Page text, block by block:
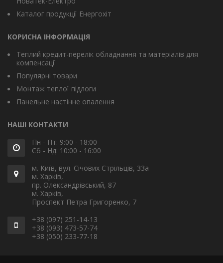
Каталог продукції Енергохіт
КОРИСНА ІНФОРМАЦІЯ
Теплий кредит-перелік обладнання та матеріалів для
компенсації
Популярні товари
Монтаж теплої підлоги
Панельне настінне опалення
НАШІ КОНТАКТИ
Пн - Пт: 9:00 - 18:00
Сб - Нд: 10:00 - 16:00
м. Київ, вул. Січових Стрільців, 33а
м. Харків,
пр. Олександрівський, 87
м. Харків,
Проспект Петра Григоренко, 7
+38 (097) 251-14-13
+38 (093) 473-57-74
+38 (050) 233-77-18